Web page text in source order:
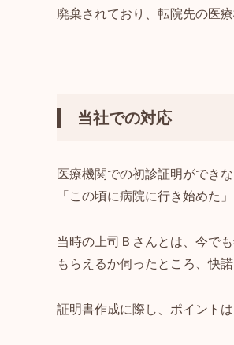
廃棄されており、転院先の医
当社での対応
医療機関での初診証明ができな
「この頃に病院に行き始めた
当時の上司Ｂさんとは、今で
もらえるか伺ったところ、快
証明書作成に際し、ポイントは